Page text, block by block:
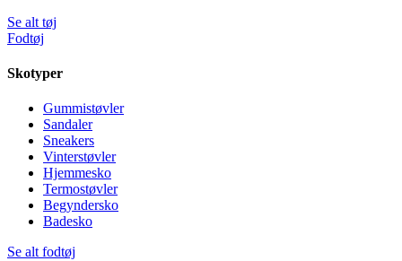
Se alt tøj
Fodtøj
Skotyper
Gummistøvler
Sandaler
Sneakers
Vinterstøvler
Hjemmesko
Termostøvler
Begyndersko
Badesko
Se alt fodtøj